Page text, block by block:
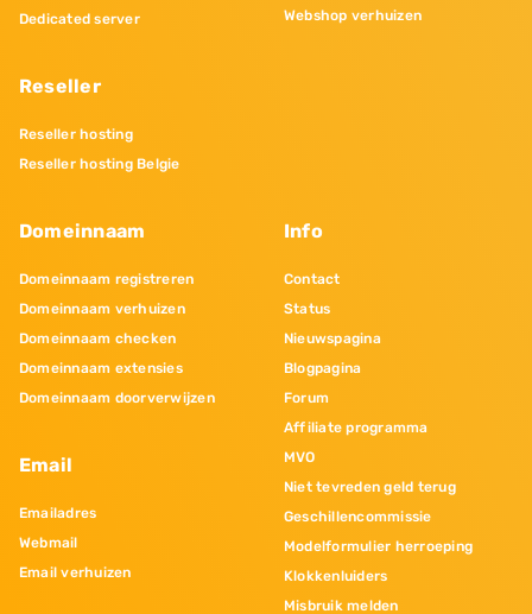
Dedicated server
Reseller
Reseller hosting
Reseller hosting Belgie
Webshop verhuizen
Domeinnaam
Domeinnaam registreren
Domeinnaam verhuizen
Domeinnaam checken
Domeinnaam extensies
Domeinnaam doorverwijzen
Email
Emailadres
Webmail
Email verhuizen
Info
Contact
Status
Nieuwspagina
Blogpagina
Forum
Affiliate programma
MVO
Niet tevreden geld terug
Geschillencommissie
Modelformulier herroeping
Klokkenluiders
Misbruik melden